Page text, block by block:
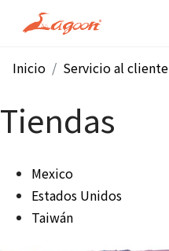
Inicio Servicio al cliente
Tiendas
Mexico
Estados Unidos
Taiwán